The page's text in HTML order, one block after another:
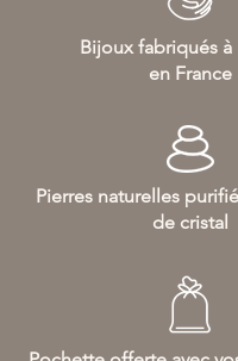
Bijoux fabriqués à
en France
Pierres naturelles
de cristal